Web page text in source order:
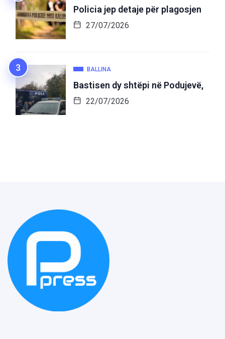
Policia jep detaje për plagosjen
27/07/2026
BALLINA
Bastisen dy shtëpi në Podujevë,
22/07/2026